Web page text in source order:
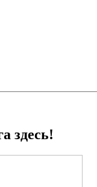
здесь!